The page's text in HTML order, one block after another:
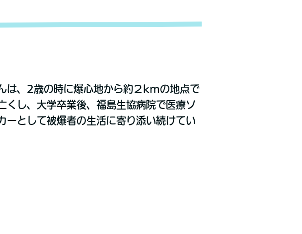
は、2歳の時に爆心地から約２kmの地点で
くし、大学卒業後、福島生協病院で医療ソ
ーとして被爆者の生活に寄り添い続けてい